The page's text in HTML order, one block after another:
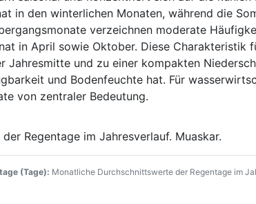
in den winterlichen Monaten, während die
verzeichnen moderate
in April sowie Oktober. Diese Charakteristik
Jahresmitte und zu einer kompakten
und Bodenfeuchte hat. Für
von zentraler Bedeutung.
(Tage): Monatliche Durchschnittswerte der Regentage im